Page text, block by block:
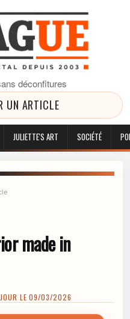
déconfitures
UN ARTICLE
JULIETTE'S ART SOCIÉTÉ
made in
LE 09/03/2026